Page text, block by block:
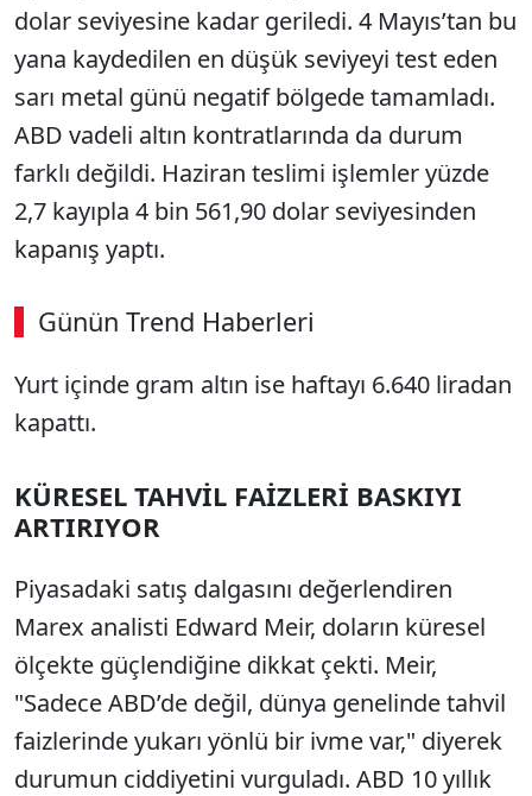
dolar seviyesine kadar geriledi. 4 Mayıs’tan bu
yana kaydedilen en düşük seviyeyi test eden
sarı metal günü negatif bölgede tamamladı.
ABD vadeli altın kontratlarında da durum
farklı değildi. Haziran teslimi işlemler yüzde
2,7 kayıpla 4 bin 561,90 dolar seviyesinden
kapanış yaptı.
Günün Trend Haberleri
00:02 / 09:08
Sesi Aç
Yurt içinde gram altın ise haftayı 6.640 liradan
kapattı.
KÜRESEL TAHVİL FAİZLERİ BASKIYI
ARTIRIYOR
Piyasadaki satış dalgasını değerlendiren
Marex analisti Edward Meir, doların küresel
ölçekte güçlendiğine dikkat çekti. Meir,
"Sadece ABD’de değil, dünya genelinde tahvil
faizlerinde yukarı yönlü bir ivme var," diyerek
durumun ciddiyetini vurguladı. ABD 10 yıllık